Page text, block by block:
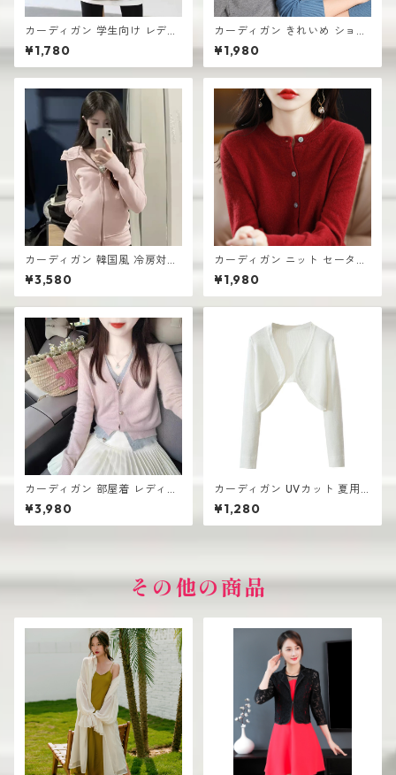
カーディガン 学生向け レディ
ース 無地デザイン 高見え おし
ゃれ vネック
¥1,780
カーディガン きれいめ ショー
ト丈 レディース 羽織り 軽量
無地デザイン ニット
¥1,980
カーディガン 韓国風 冷房対策
ルームウェア レディース 羽織
り
¥3,580
カーディガン ニット セーター
レディース おしゃれ 可愛い シ
ンプル
¥1,980
カーディガン 部屋着 レディー
ス 薄手 高見え シンプル おし
ゃれ 韓国風
¥3,980
カーディガン UVカット 夏用
レディース ざっくり シンプル
おしゃれ
¥1,280
その他の商品